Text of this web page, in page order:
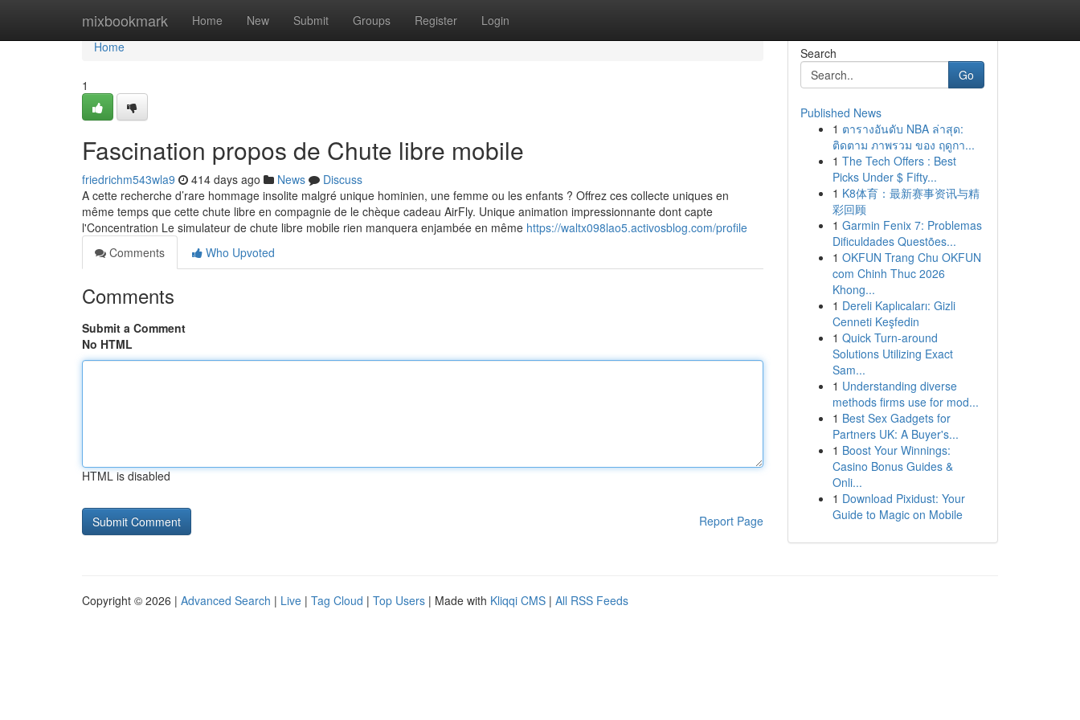
mixbookmark Home New Submit Groups Register Login
Home
Home
1
Fascination propos de Chute libre mobile
friedrichm543wla9 414 days ago News
Discuss
​A cette recherche d’rare hommage insolite malgré unique hominien, une femme ou les enfants ? Offrez ces collecte uniques en
même temps que cette chute libre en compagnie de le chèque cadeau AirFly. Unique animation impressionnante dont capte
l'Concentration Le simulateur de chute libre mobile rien manquera enjambée en même https://waltx098lao5.activosblog.com/profile
Comments
Who Upvoted
Comments
Submit a Comment
No HTML
HTML is disabled
Report Page
Search
Go
Published News
1 ตารางอันดับ NBA ล่าสุด:
ติดตาม ภาพรวม ของ ฤดูกา...
1 The Tech Offers : Best
Picks Under $ Fifty...
1 K8体育：最新赛事资讯与精
彩回顾
1 Garmin Fenix 7: Problemas
Dificuldades Questões...
1 OKFUN Trang Chu OKFUN
com Chinh Thuc 2026
Khong...
1 Dereli Kaplıcaları: Gizli
Cenneti Keşfedin
1 Quick Turn-around
Solutions Utilizing Exact
Sam...
1 Understanding diverse
methods firms use for mod...
1 Best Sex Gadgets for
Partners UK: A Buyer's...
1 Boost Your Winnings:
Casino Bonus Guides &
Onli...
1 Download Pixidust: Your
Guide to Magic on Mobile
Copyright © 2026 | Advanced Search | Live | Tag Cloud | Top Users | Made with Kliqqi CMS | All RSS Feeds